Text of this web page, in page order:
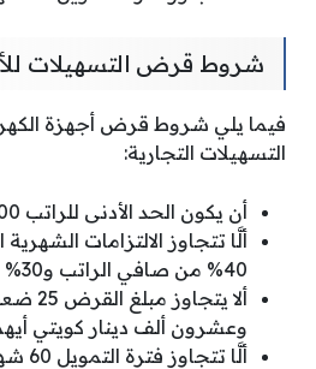
شروط قرض التسهيلات
فيما يلي شروط قرض أجهزة
التسهيلات التجارية:
أن يكون الحد الأدنى للراتب 300 دينار كويتي.
ألَّا تتجاوز الالتزامات
40% من صافي الراتب و30% في حالة المتقاعدين.
ألا
وعشرون ألف دينار كويتي
ألَّا تتجاوز فترة التمويل 60 شهر.